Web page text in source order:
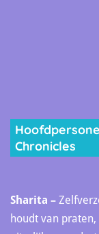
Chronicles
Sharita –
houdt van